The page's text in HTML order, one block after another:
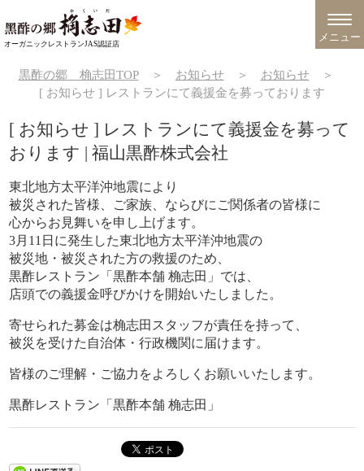
オーガニックレストランJAS認証店
メニュー
黒酢の郷 桷志田TOP＞ お知らせ＞ お知らせ＞
[ お知らせ ] レストランにて義援金を募っております
[ お知らせ ] レストランにて義援金を募って
おります | 福山黒酢株式会社
東北地方太平洋沖地震により
被災された皆様、ご家族、ならびにご関係者の皆様に
心からお見舞いを申し上げます。
3月11日に発生した東北地方太平洋沖地震の
被災地・被災された方の救援のため、
黒酢レストラン「黒酢本舗 桷志田」では、
店頭での義援金呼びかけを開始いたしました。
寄せられた募金は桷志田スタッフが責任を持って、
被災を受けた自治体・行政機関に届けます。
皆様のご理解・ご協力をよろしくお願いいたします。
黒酢レストラン「黒酢本舗 桷志田」